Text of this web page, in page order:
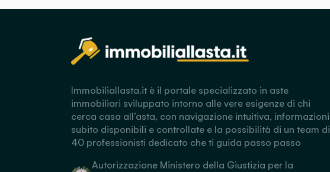
Immobiliallasta.it è il portale specializzato in aste
immobiliari sviluppato intorno alle vere esigenze di chi
cerca casa all’asta, con navigazione intuitiva, informazioni
subito disponibili e controllate e la possibilità di un team di
40 professionisti dedicato che ti guida passo passo
Autorizzazione Ministero della Giustizia per la